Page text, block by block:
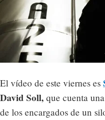
El vídeo de este viernes es
David Soll, que cuenta
de los encargados de un